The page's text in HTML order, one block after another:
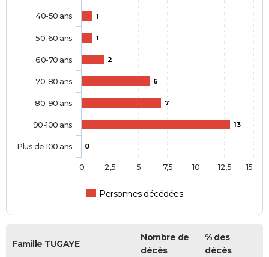
1
1
2
6
7
13
0
Personnes décédées
40-50 ans
50-60 ans
60-70 ans
70-80 ans
80-90 ans
90-100 ans
Plus de 100 ans
0 2,5 5 7,5 10 12,5 15
Famille TUGAYE
Nombre de
décès
% des
décès